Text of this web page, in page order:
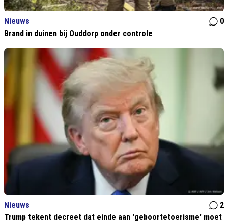
Nieuws
0
Brand in duinen bij Ouddorp onder controle
Nieuws
2
Trump tekent decreet dat einde aan 'geboortetoerisme' moet